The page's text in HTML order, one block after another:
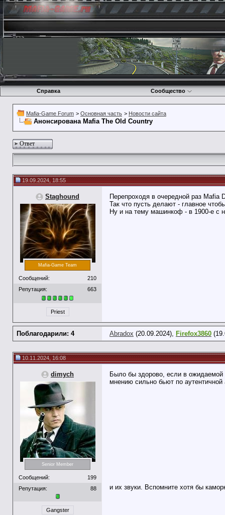
Справка Сообщество
Mafia-Game Forum > Основная часть > Новости сайта
Анонсирована Mafia The Old Country
Ответ
19.09.2024, 18:55
Staghound
Mafia-Game Team
Сообщений:
210
Репутация:
663
Priest
Перепроходя в очередной раз Mafia
Так что пусть делают - главное
Ну и на тему машинкоф - в 1900-е с
Поблагодарили: 4 Abradox (20.09.2024), Firefox3860
10.11.2024, 16:08
dimych
Senior Member
Сообщений:
199
Репутация:
88
Gangster
Было бы здорово, если в ожидаемой
мнению сильно бьют по
и их звуки. Вспомните хотя бы